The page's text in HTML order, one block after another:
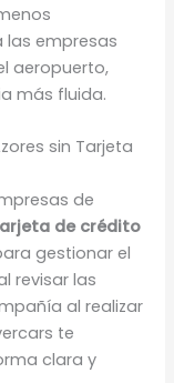
las empresas
aeropuerto,
más fluida.
sin Tarjeta
de
de crédito
gestionar el
revisar las
al realizar
te
clara y